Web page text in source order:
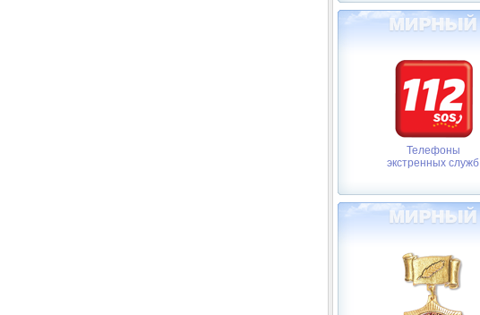
Телефоны
экстренных служб